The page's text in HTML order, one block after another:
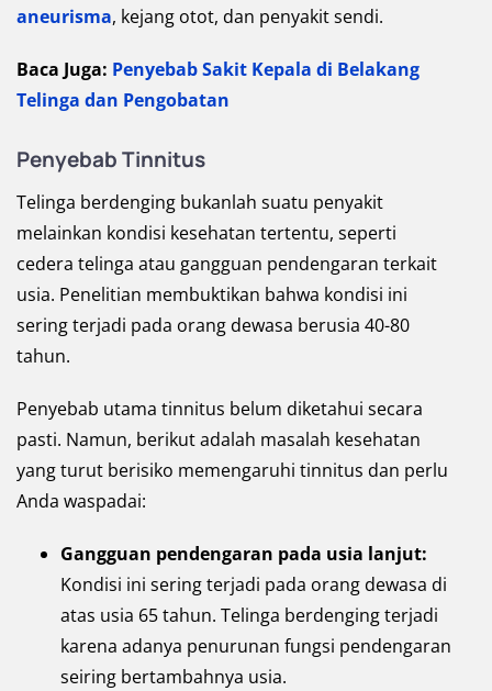
aneurisma, kejang otot, dan penyakit sendi.
Baca Juga: Penyebab Sakit Kepala di Belakang
Telinga dan Pengobatan
PenyebabTinnitus
Telinga berdenging bukanlah suatu penyakit
melainkan kondisi kesehatan tertentu, seperti
cedera telinga atau gangguan pendengaran terkait
usia. Penelitian membuktikan bahwa kondisi ini
sering terjadi pada orang dewasa berusia 40-80
tahun.
Penyebab utama tinnitus belum diketahui secara
pasti. Namun, berikut adalah masalah kesehatan
yang turut berisiko memengaruhi tinnitus dan perlu
Anda waspadai:
Gangguan pendengaran pada usia lanjut:
Kondisi ini sering terjadi pada orang dewasa di
atas usia 65 tahun. Telinga berdenging terjadi
karena adanya penurunan fungsi pendengaran
seiring bertambahnya usia.